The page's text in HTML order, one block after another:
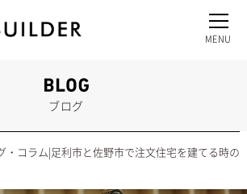
ブログ
・コラム|足利市と佐野市で注文住宅を建てる時の